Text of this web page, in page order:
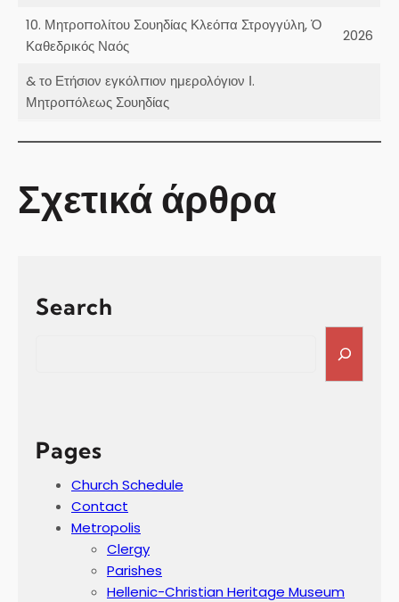
10. Μητροπολίτου Σουηδίας Κλεόπα Στρογγύλη, Ὁ
Καθεδρικός Ναός
2026
& το Ετήσιον εγκόλπιον ημερολόγιον Ι.
Μητροπόλεως Σουηδίας
Σχετικά άρθρα
Search
h
Pages
Church Schedule
Contact
Metropolis
Clergy
Parishes
Hellenic-Christian Heritage Museum